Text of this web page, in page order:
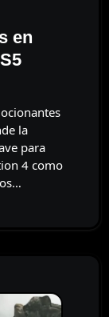
en
la
para
4 como